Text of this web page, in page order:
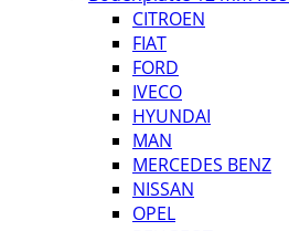
CITROEN
FIAT
FORD
IVECO
HYUNDAI
MAN
MERCEDES BENZ
NISSAN
OPEL